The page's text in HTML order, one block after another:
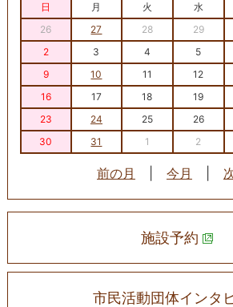
日 月 火 水
26
27 28 29
2
3 4 5
9
10 11 12
16
17 18 19
23
24 25 26
30
31 1 2
前の月 今月
施設予約
市民活動団体インタ